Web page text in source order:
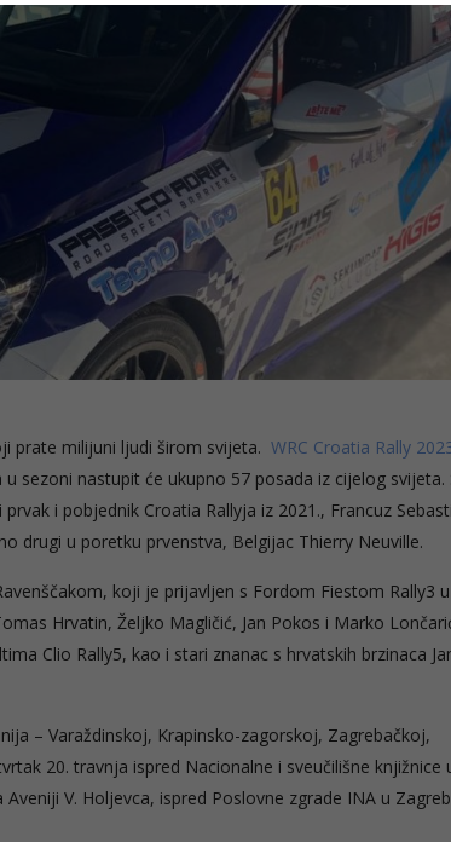
prate milijuni ljudi širom svijeta. WRC Croatia Rally
sezoni nastupit će ukupno 57 posada iz cijelog svijeta.
i pobjednik Croatia Rallyja iz 2021., Francuz
drugi u poretku prvenstva, Belgijac Thierry Neuville.
koji je prijavljen s Fordom Fiestom Rally3
Hrvatin, Željko Magličić, Jan Pokos i Marko
Clio Rally5, kao i stari znanac s hrvatskih brzinaca
– Varaždinskoj, Krapinsko-zagorskoj, Zagrebačkoj,
20. travnja ispred Nacionalne i sveučilišne knjižnice
V. Holjevca, ispred Poslovne zgrade INA u